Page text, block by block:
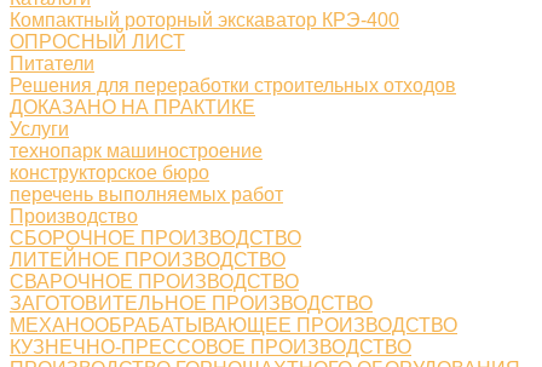
Компактный роторный экскаватор КРЭ-400
ОПРОСНЫЙ ЛИСТ
Питатели
Решения для переработки строительных отходов
ДОКАЗАНО НА ПРАКТИКЕ
Услуги
технопарк машиностроение
конструкторское бюро
перечень выполняемых работ
Производство
СБОРОЧНОЕ ПРОИЗВОДСТВО
ЛИТЕЙНОЕ ПРОИЗВОДСТВО
СВАРОЧНОЕ ПРОИЗВОДСТВО
ЗАГОТОВИТЕЛЬНОЕ ПРОИЗВОДСТВО
МЕХАНООБРАБАТЫВАЮЩЕЕ ПРОИЗВОДСТВО
КУЗНЕЧНО-ПРЕССОВОЕ ПРОИЗВОДСТВО